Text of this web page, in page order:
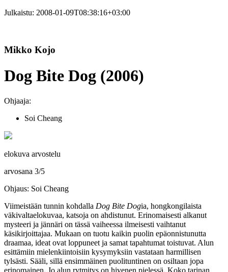
Julkaistu: 2008-01-09T08:38:16+03:00
Mikko Kojo
Dog Bite Dog (2006)
Ohjaaja:
Soi Cheang
elokuva arvostelu
arvosana 3/5
Ohjaus: Soi Cheang
Viimeistään tunnin kohdalla Dog Bite Dogia, hongkongilaista
väkivaltaelokuvaa, katsoja on ahdistunut. Erinomaisesti alkanut
mysteeri ja jännäri on tässä vaiheessa ilmeisesti vaihtanut
käsikirjoittajaa. Mukaan on tuotu kaikin puolin epäonnistunutta
draamaa, ideat ovat loppuneet ja samat tapahtumat toistuvat. Alun
esittämiin mielenkiintoisiin kysymyksiin vastataan harmillisen
tylsästi. Sääli, sillä ensimmäinen puolituntinen on osiltaan jopa
erinomainen. Jo alun rytmitys on hivenen pielessä. Koko tarinan